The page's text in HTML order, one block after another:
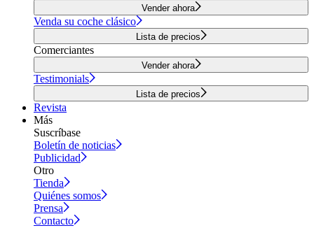
Vender ahora
Venda su coche clásico
Lista de precios
Comerciantes
Vender ahora
Testimonials
Lista de precios
Revista
Más
Suscríbase
Boletín de noticias
Publicidad
Otro
Tienda
Quiénes somos
Prensa
Contacto